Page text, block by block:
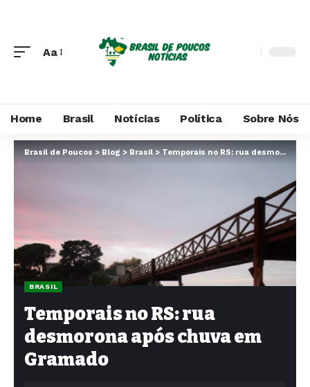
Aa
Home Brasil Notícias Política Sobre Nós
Brasil de Poucos > Blog > Brasil > Temporais no RS: rua desmorona após chuva em Gramado
BRASIL
Temporais no RS: rua
desmorona após chuva em
Gramado